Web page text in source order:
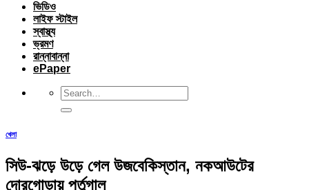
ভিডিও
লাইফ স্টাইল
স্বাস্থ্য
ভ্রমণ
রান্নাবান্না
ePaper
খেলা
সিউ-ঝড়ে উড়ে গেল উজবেকিস্তান, নকআউটের
দোরগোড়ায় পর্তুগাল